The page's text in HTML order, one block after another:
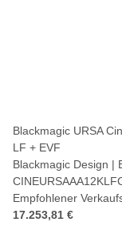
Blackmagic URSA
LF + EVF
Blackmagic Design |
Empfohlener
17.253,81 €